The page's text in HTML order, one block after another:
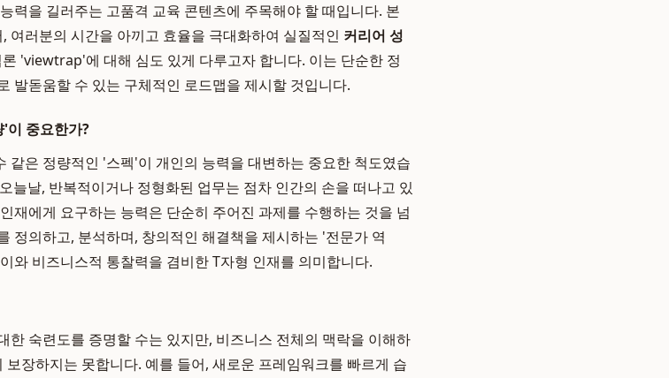
력을 길러주는 고품격 교육 콘텐츠에 주목해야 할 때입니다. 본
여러분의 시간을 아끼고 효율을 극대화하여 실질적인 커리어 성
'viewtrap'에 대해 심도 있게 다루고자 합니다. 이는 단순한 정
발돋움할 수 있는 구체적인 로드맵을 제시할 것입니다.
이 중요한가?
같은 정량적인 '스펙'이 개인의 능력을 대변하는 중요한 척도였습
늘날, 반복적이거나 정형화된 업무는 점차 인간의 손을 떠나고 있
재에게 요구하는 능력은 단순히 주어진 과제를 수행하는 것을 넘
정의하고, 분석하며, 창의적인 해결책을 제시하는 '전문가 역
와 비즈니스적 통찰력을 겸비한 T자형 인재를 의미합니다.
한 숙련도를 증명할 수는 있지만, 비즈니스 전체의 맥락을 이해하
장하지는 못합니다. 예를 들어, 새로운 프레임워크를 빠르게 습